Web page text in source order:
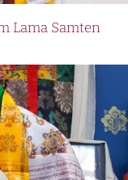
Lama Samten